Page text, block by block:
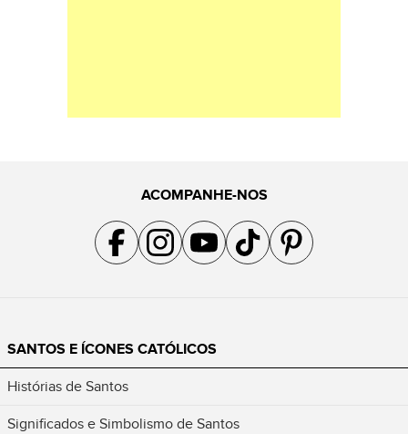
ACOMPANHE-NOS
Acompanhe a gente no Facebook
Acompanhe a gente no Instagram
Acompanhe a gente no YouTube
Acompanhe a gente no TikTok
Acompanhe a gente no
SANTOS E ÍCONES CATÓLICOS
Histórias de Santos
Significados e Simbolismo de Santos